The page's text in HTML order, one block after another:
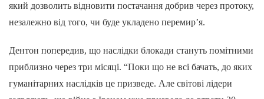
який дозволить відновити постачання добрив через протоку,
незалежно від того, чи буде укладено перемир’я.
Дентон попередив, що наслідки блокади стануть помітними
приблизно через три місяці. “Поки що не всі бачать, до яких
гуманітарних наслідків це призведе. Але світові лідери